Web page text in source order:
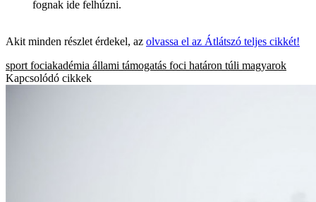
fognak ide felhúzni.
Akit minden részlet érdekel, az olvassa el az Átlátszó teljes cikkét!
sport fociakadémia állami támogatás foci határon túli magyarok
Kapcsolódó cikkek